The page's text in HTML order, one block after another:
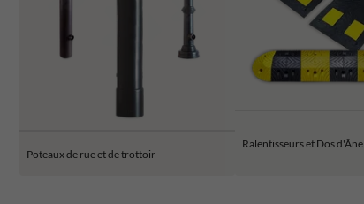
Poteaux de rue et de trottoir
Ralentisseurs et Dos d'Âne